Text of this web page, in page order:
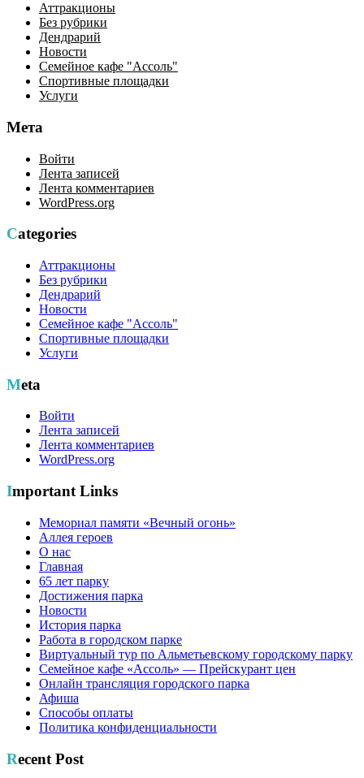
Аттракционы
Без рубрики
Дендрарий
Новости
Семейное кафе "Ассоль"
Спортивные площадки
Услуги
Мета
Войти
Лента записей
Лента комментариев
WordPress.org
Categories
Аттракционы
Без рубрики
Дендрарий
Новости
Семейное кафе "Ассоль"
Спортивные площадки
Услуги
Meta
Войти
Лента записей
Лента комментариев
WordPress.org
Important Links
Мемориал памяти «Вечный огонь»
Аллея героев
О нас
Главная
65 лет парку
Достижения парка
Новости
История парка
Работа в городском парке
Виртуальный тур по Альметьевскому городскому парку
Семейное кафе «Ассоль» — Прейскурант цен
Онлайн трансляция городского парка
Афиша
Способы оплаты
Политика конфиденциальности
Recent Post